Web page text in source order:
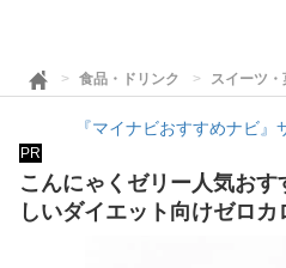
食品・ドリンク スイーツ・
『マイナビおすすめナビ
PR
こんにゃくゼリー人気お
しいダイエット向けゼロカ